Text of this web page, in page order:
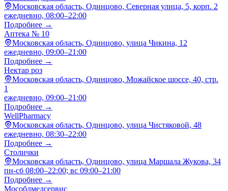
Московская область, Одинцово, Северная улица, 5, корп. 2
ежедневно, 08:00–22:00
Подробнее →
Аптека № 10
Московская область, Одинцово, улица Чикина, 12
ежедневно, 09:00–21:00
Подробнее →
Нектар роз
Московская область, Одинцово, Можайское шоссе, 40, стр.
1
ежедневно, 09:00–21:00
Подробнее →
WellPharmacy
Московская область, Одинцово, улица Чистяковой, 48
ежедневно, 08:30–22:00
Подробнее →
Столички
Московская область, Одинцово, улица Маршала Жукова, 34
пн-сб 08:00–22:00; вс 09:00–21:00
Подробнее →
Мособлмедсервис